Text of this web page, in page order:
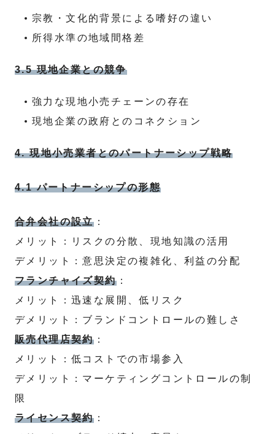
宗教・文化的背景による嗜好の違い
所得水準の地域間格差
3.5 現地企業との競争
強力な現地小売チェーンの存在
現地企業の政府とのコネクション
4. 現地小売業者とのパートナーシップ戦略
4.1 パートナーシップの形態
合弁会社の設立：
メリット：リスクの分散、現地知識の活用
デメリット：意思決定の複雑化、利益の分配
フランチャイズ契約：
メリット：迅速な展開、低リスク
デメリット：ブランドコントロールの難しさ
販売代理店契約：
メリット：低コストでの市場参入
デメリット：マーケティングコントロールの制
限
ライセンス契約：